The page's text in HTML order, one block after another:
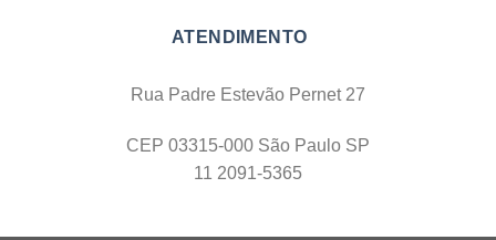
Rua Padre Estevão Pernet 27
CEP 03315-000 São Paulo SP
11 2091-5365